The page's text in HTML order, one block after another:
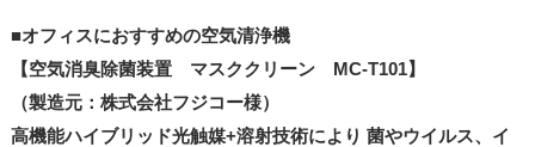
■オフィスにおすすめの空気清浄機
【空気消臭除菌装置 マスククリーン MC-T101】
（製造元：株式会社フジコー様）
高機能ハイブリッド光触媒+溶射技術により 菌やウイルス、イ